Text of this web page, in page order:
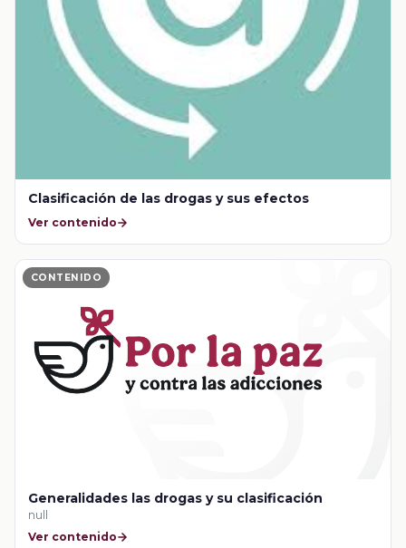
Clasificación de las drogas y sus efectos
Ver contenido
CONTENIDO
Generalidades las drogas y su clasificación
null
Ver contenido